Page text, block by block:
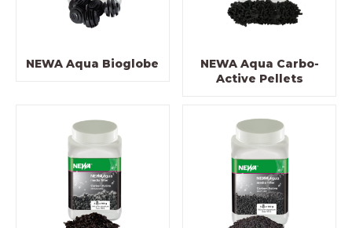
NEWA Aqua Bioglobe
NEWA Aqua Carbo-
Active Pellets